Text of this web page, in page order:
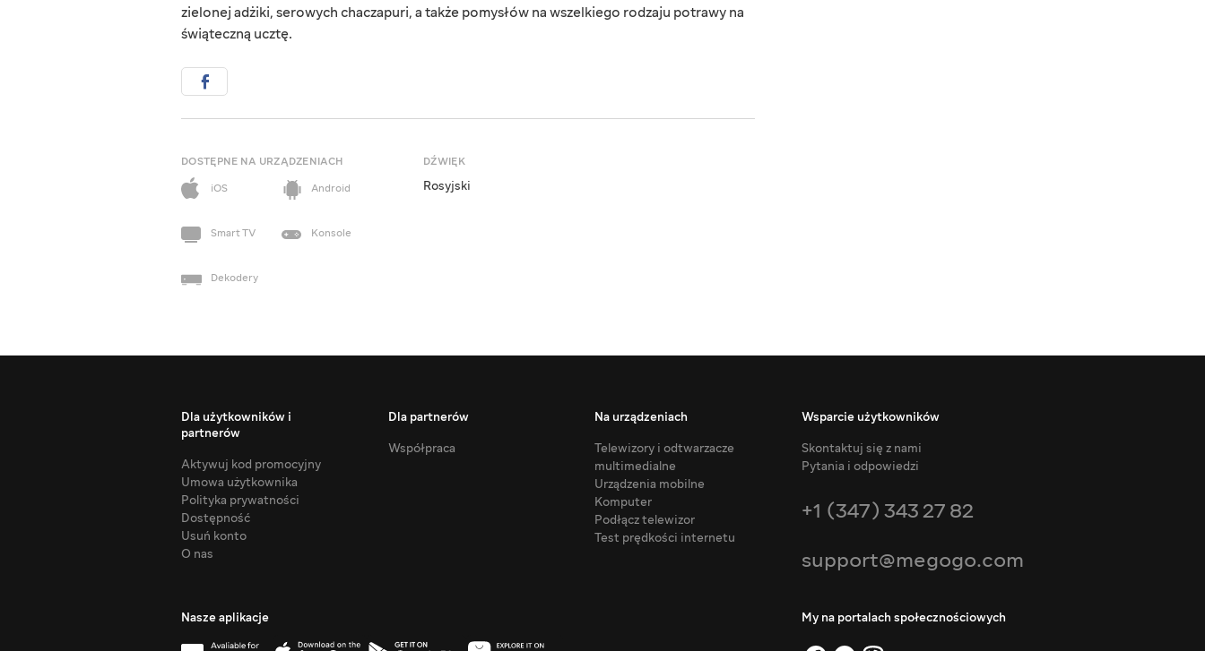
zielonej adżiki, serowych chaczapuri, a także pomysłów na wszelkiego rodzaju potrawy na
świąteczną ucztę.
DOSTĘPNE NA URZĄDZENIACH
iOS
Android
Smart TV Konsole
Dekodery
DŹWIĘK
Rosyjski
Dla użytkowników i
partnerów
Aktywuj kod promocyjny
Umowa użytkownika
Polityka prywatności
Dostępność
Usuń konto
O nas
Dla partnerów
Współpraca
Na urządzeniach
Telewizory i odtwarzacze
multimedialne
Urządzenia mobilne
Komputer
Podłącz telewizor
Test prędkości internetu
Wsparcie użytkowników
Skontaktuj się z nami
Pytania i odpowiedzi
+1 (347) 343 27 82
support@megogo.com
Nasze aplikacje My na portalach społecznościowych